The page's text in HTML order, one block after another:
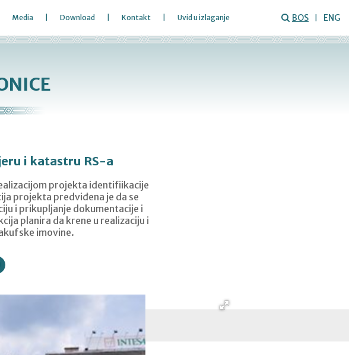
Media Download Kontakt Uvid u izlaganje BOS ENG
i katastru RS-a
projekta identifiikacije
projekta predviđena je da se
i prikupljanje dokumentacije i
planira da krene u realizaciju i
imovine.